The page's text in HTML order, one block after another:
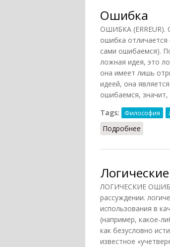
Ошибка
ОШИБКА (ERREUR).
ошибка
сами ошибаемся).
ложная идея, это
она имеет лишь
идеей, она
ошибаемся,
Tags:
Философия
Подробнее
ЛОГИЧЕСКИЕ
рассуждении.
использования в
(например, какое-
как безусловно
известное